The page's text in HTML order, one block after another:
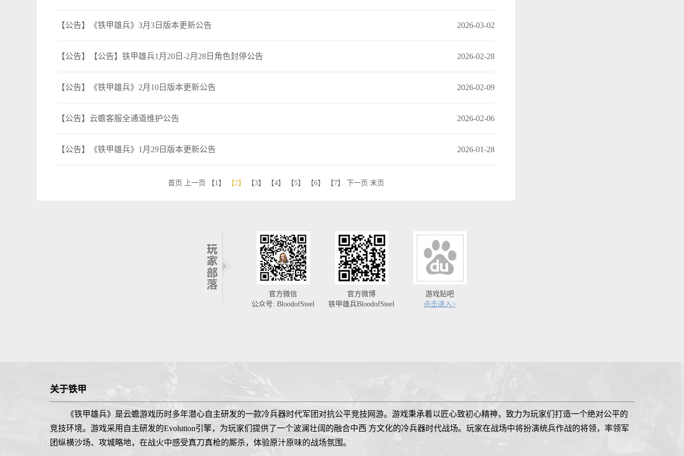
【公告】《铁甲雄兵》3月3日版本更新公告 2026-03-02
【公告】【公告】铁甲雄兵1月20日-2月28日角色封停公告 2026-02-28
【公告】《铁甲雄兵》2月10日版本更新公告 2026-02-09
【公告】云蟾客服全通道维护公告 2026-02-06
【公告】《铁甲雄兵》1月29日版本更新公告 2026-01-28
首页 上一页 【1】 【2】 【3】 【4】 【5】 【6】 【7】 下一页 末页
官方微信
公众号: BloodofSteel
官方微博
铁甲雄兵BloodofSteel
游戏贴吧
点击进入>
关于铁甲
《铁甲雄兵》是云蟾游戏历时多年潜心自主研发的一款冷兵器时代军团对抗公平竞技网游。游戏秉承着以匠心致初心精神，致力为玩家们打造一个绝对公平的
竞技环境。游戏采用自主研发的Evolution引擎，为玩家们提供了一个波澜壮阔的融合中西 方文化的冷兵器时代战场。玩家在战场中将扮演统兵作战的将领，率领军
团纵横沙场、攻城略地，在战火中感受真刀真枪的厮杀，体验原汁原味的战场氛围。